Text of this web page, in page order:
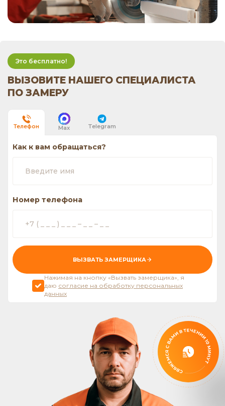
Это бесплатно!
ВЫЗОВИТЕ НАШЕГО СПЕЦИАЛИСТА
ПО ЗАМЕРУ
Телефон Max Telegram
Как к вам обращаться?
Номер телефона
ВЫЗВАТЬ ЗАМЕРЩИКА
Нажимая на кнопку «Вызвать замерщика», я
даю согласие на обработку персональных
данных